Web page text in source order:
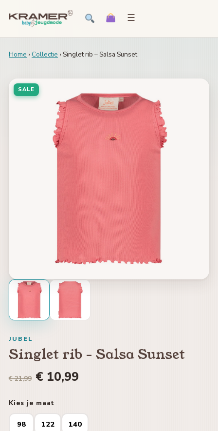
☰
Home › Collectie › Singlet rib – Salsa Sunset
SALE
JUBEL
Singlet rib - Salsa Sunset
€ 21,99 € 10,99
Kies je maat
98 122 140